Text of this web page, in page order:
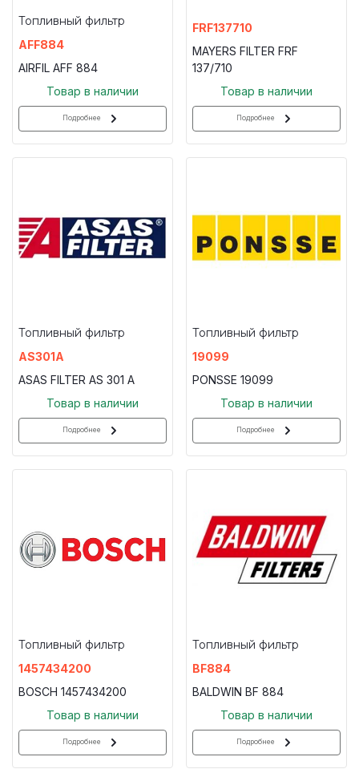
Топливный фильтр
AFF884
AIRFIL AFF 884
Товар в наличии
Подробнее
FRF137710
MAYERS FILTER FRF
137/710
Товар в наличии
Подробнее
Топливный фильтр
AS301A
ASAS FILTER AS 301 A
Товар в наличии
Подробнее
Топливный фильтр
19099
PONSSE 19099
Товар в наличии
Подробнее
Топливный фильтр
1457434200
BOSCH 1457434200
Товар в наличии
Подробнее
Топливный фильтр
BF884
BALDWIN BF 884
Товар в наличии
Подробнее